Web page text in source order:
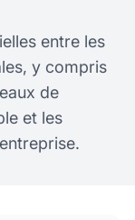
entre les
y compris
de
et les